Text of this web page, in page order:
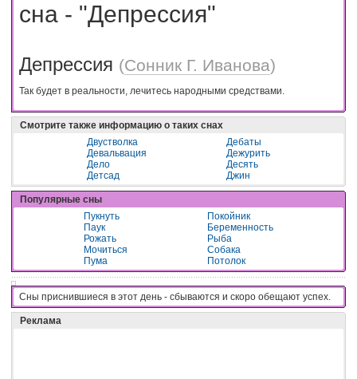
сна - "Депрессия"
Депрессия (Сонник Г. Иванова)
Так будет в реальности, лечитесь народными средствами.
Смотрите также информацию о таких снах
Двустволка
Дебаты
Девальвация
Дежурить
Дело
Десять
Детсад
Джин
Популярные сны
Пукнуть
Покойник
Паук
Беременность
Рожать
Рыба
Мочиться
Собака
Пума
Потолок
Сны приснившиеся в этот день - cбывaютcя и cкopo oбeщaют ycпex.
Реклама